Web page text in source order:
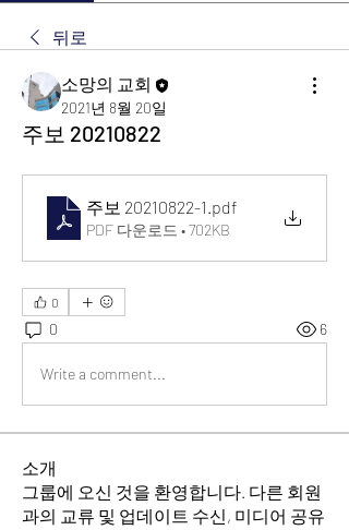
뒤로
소망의 교회
2021년 8월 20일
주보 20210822
주보 20210822-1.pdf
PDF 다운로드 • 702KB
0
0 6
Write a comment...
소개
그룹에 오신 것을 환영합니다. 다른 회원
과의 교류 및 업데이트 수신, 미디어 공유